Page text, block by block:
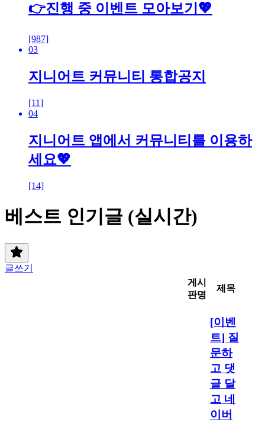
👉진행 중 이벤트 모아보기💖
[987]
03
지니어트 커뮤니티 통합공지
[11]
04
지니어트 앱에서 커뮤니티를 이용하
세요💖
[14]
베스트 인기글 (실시간)
글쓰기
게시
판명
제목
[이벤
트] 질
문하
고 댓
글 달
고 네
이버